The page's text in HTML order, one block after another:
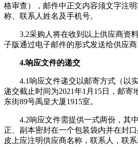
格审查），邮件中正文内容须文字注
称、联系人姓名及手机号。
3.2采购人将在收到以上供应商资
子版通过电子邮件的形式发送给供应商
4.响应文件的递交
4.1响应文件递交以邮寄方式（以
递交截止时间为2021年1月15日，邮寄
东街89号禹皇大厦1915室。
4.2响应文件需提供一式两份，其
正、副本密封在一个包装袋内并在封
皮上应注明供应商名称，联系人，联